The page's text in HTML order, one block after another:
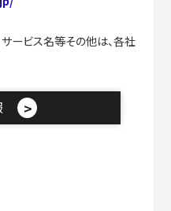
ービス名等その他は、各社